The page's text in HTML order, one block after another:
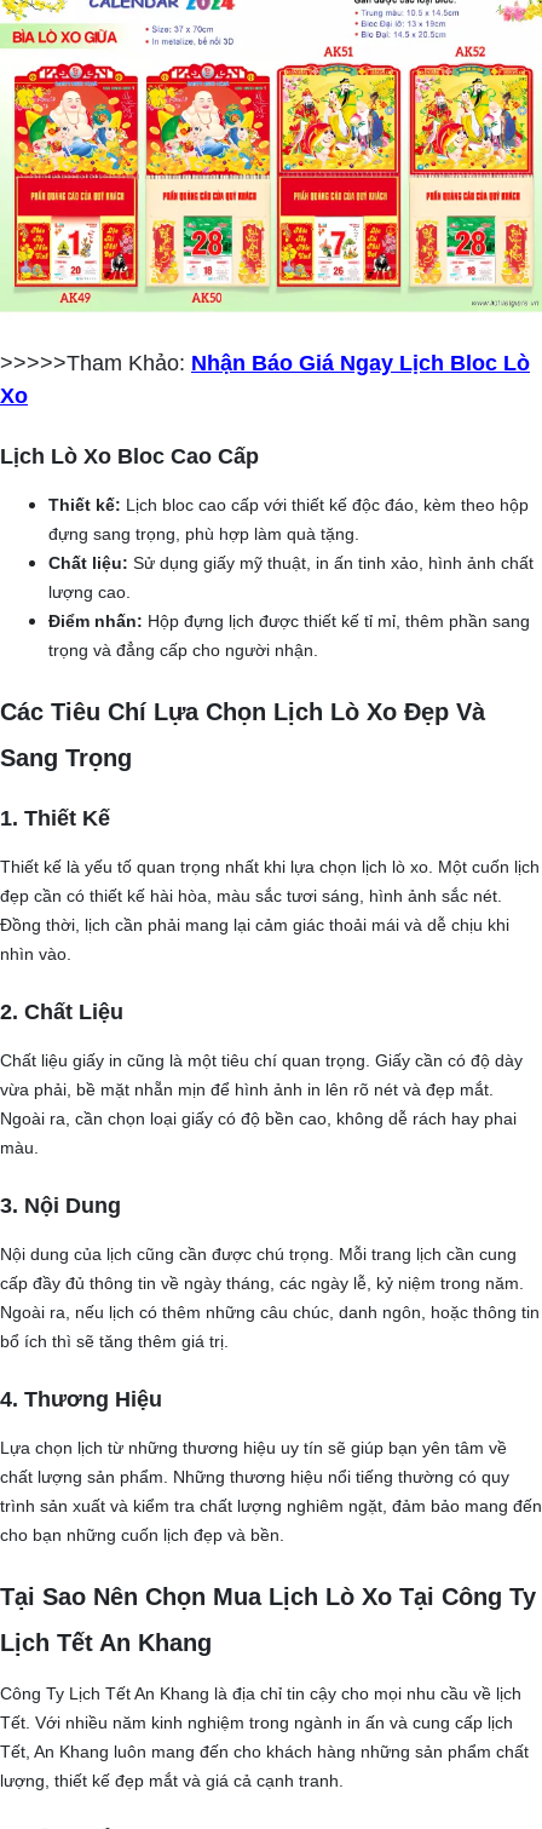
>>>>>Tham Khảo: Nhận Báo Giá Ngay Lịch Bloc Lò
Xo
Lịch Lò Xo Bloc Cao Cấp
Thiết kế: Lịch bloc cao cấp với thiết kế độc đáo, kèm theo hộp
đựng sang trọng, phù hợp làm quà tặng.
Chất liệu: Sử dụng giấy mỹ thuật, in ấn tinh xảo, hình ảnh chất
lượng cao.
Điểm nhấn: Hộp đựng lịch được thiết kế tỉ mỉ, thêm phần sang
trọng và đẳng cấp cho người nhận.
Các Tiêu Chí Lựa Chọn Lịch Lò Xo Đẹp Và
Sang Trọng
1. Thiết Kế
Thiết kế là yếu tố quan trọng nhất khi lựa chọn lịch lò xo. Một cuốn lịch
đẹp cần có thiết kế hài hòa, màu sắc tươi sáng, hình ảnh sắc nét.
Đồng thời, lịch cần phải mang lại cảm giác thoải mái và dễ chịu khi
nhìn vào.
2. Chất Liệu
Chất liệu giấy in cũng là một tiêu chí quan trọng. Giấy cần có độ dày
vừa phải, bề mặt nhẵn mịn để hình ảnh in lên rõ nét và đẹp mắt.
Ngoài ra, cần chọn loại giấy có độ bền cao, không dễ rách hay phai
màu.
3. Nội Dung
Nội dung của lịch cũng cần được chú trọng. Mỗi trang lịch cần cung
cấp đầy đủ thông tin về ngày tháng, các ngày lễ, kỷ niệm trong năm.
Ngoài ra, nếu lịch có thêm những câu chúc, danh ngôn, hoặc thông tin
bổ ích thì sẽ tăng thêm giá trị.
4. Thương Hiệu
Lựa chọn lịch từ những thương hiệu uy tín sẽ giúp bạn yên tâm về
chất lượng sản phẩm. Những thương hiệu nổi tiếng thường có quy
trình sản xuất và kiểm tra chất lượng nghiêm ngặt, đảm bảo mang đến
cho bạn những cuốn lịch đẹp và bền.
Tại Sao Nên Chọn Mua Lịch Lò Xo Tại Công Ty
Lịch Tết An Khang
Công Ty Lịch Tết An Khang là địa chỉ tin cậy cho mọi nhu cầu về lịch
Tết. Với nhiều năm kinh nghiệm trong ngành in ấn và cung cấp lịch
Tết, An Khang luôn mang đến cho khách hàng những sản phẩm chất
lượng, thiết kế đẹp mắt và giá cả cạnh tranh.